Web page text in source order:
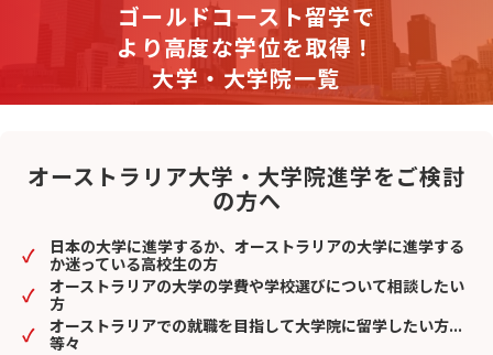
ゴールドコースト留学で
より高度な学位を取得！
大学・大学院一覧
オーストラリア大学・大学院進学をご検討
の方へ
日本の大学に進学するか、オーストラリアの大学に進学する
か迷っている高校生の方
オーストラリアの大学の学費や学校選びについて相談したい
方
オーストラリアでの就職を目指して大学院に留学したい方...
等々